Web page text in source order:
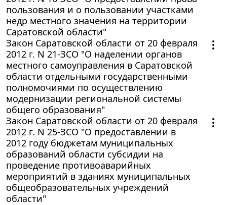
пользования и о пользовании участками
недр местного значения на территории
Саратовской области"
Закон Саратовской области от 20 февраля
2012 г. N 21-ЗСО "О наделении органов
местного самоуправления в Саратовской
области отдельными государственными
полномочиями по осуществлению
модернизации региональной системы
общего образования"
Закон Саратовской области от 20 февраля
2012 г. N 25-ЗСО "О предоставлении в
2012 году бюджетам муниципальных
образований области субсидии на
проведение противоаварийных
мероприятий в зданиях муниципальных
общеобразовательных учреждений
области"